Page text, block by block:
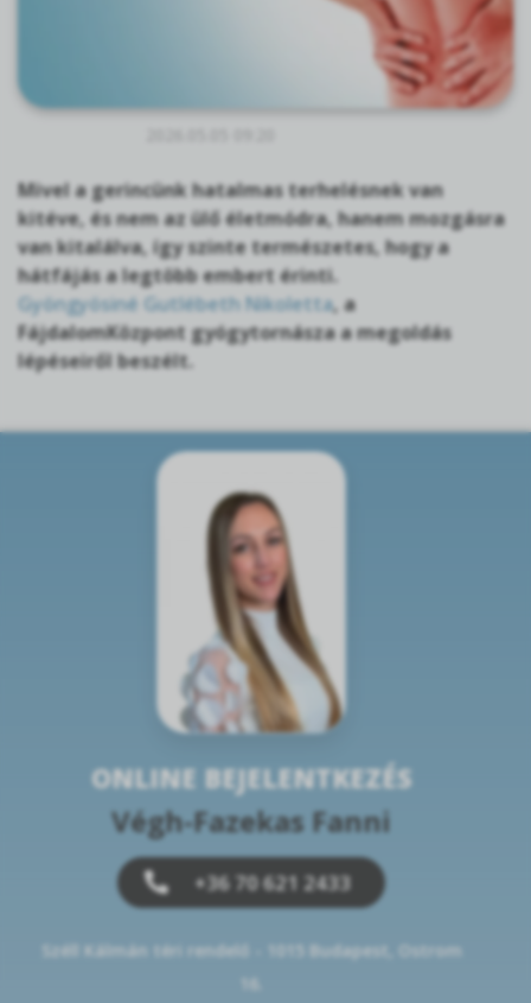
Mivel a gerincünk hatalmas terhelésnek van
kitéve, és nem az ülő életmódra, hanem mozgásra
van kitalálva, így szinte természetes, hogy a
hátfájás a legtöbb embert érinti.
Gyöngyösiné Gutlébeth Nikoletta, a
FájdalomKözpont gyógytornásza a megoldás
lépéseiről beszélt.
ONLINE BEJELENTKEZÉS
Végh-Fazekas Fanni
+36 70 621 2433
Széll Kálmán téri rendelő - 1015 Budapest, Ostrom
16.